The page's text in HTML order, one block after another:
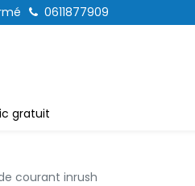
0611877909
gratuit
courant inrush